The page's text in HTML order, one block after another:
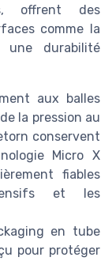
offrent des
comme la
durabilité
aux balles
la pression au
conservent
Micro X
fiables
et les
en tube
pour protéger